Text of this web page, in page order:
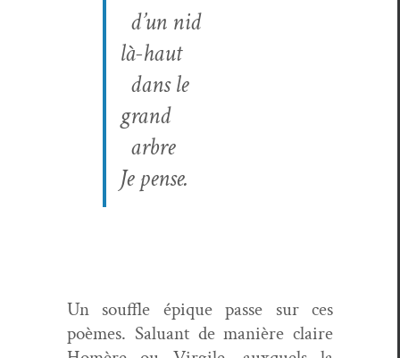
d’un nid
là-haut
dans le
grand
arbre
Je pense.
Un souf­fle épique passe sur ces
poèmes. Salu­ant de manière claire